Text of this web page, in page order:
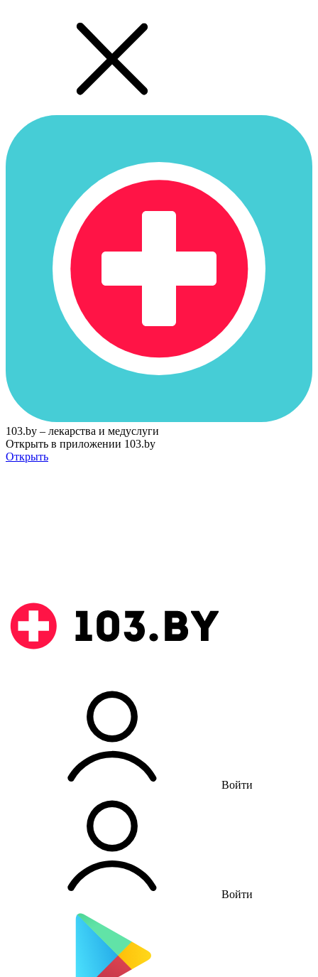
103.by – лекарства и медуслуги
Открыть в приложении 103.by
Открыть
Войти
Войти